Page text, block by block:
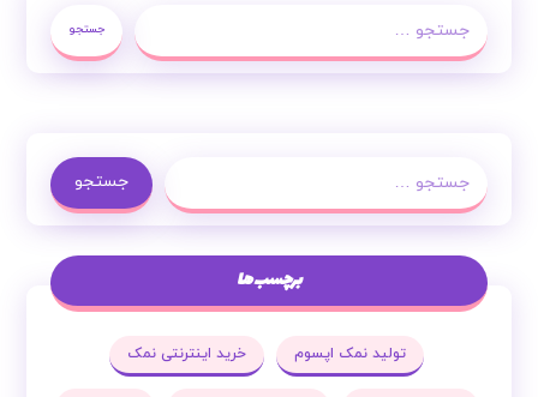
جستجو
جستجو
برچسب ها
تولید نمک اپسوم خرید اینترنتی نمک